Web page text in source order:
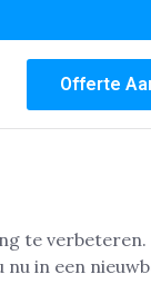
Offerte
te verbeteren.
in een